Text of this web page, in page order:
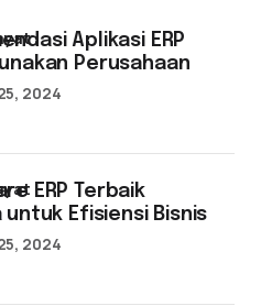
Aplikasi ERP
Perusahaan
2024
ERP Terbaik
untuk Efisiensi Bisnis
2024